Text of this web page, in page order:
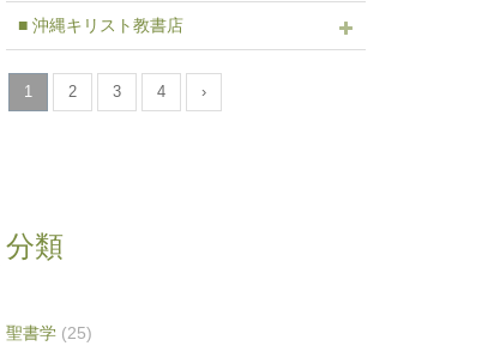
■ 沖縄キリスト教書店
1 2 3 4 ›
分類
聖書学 (25)